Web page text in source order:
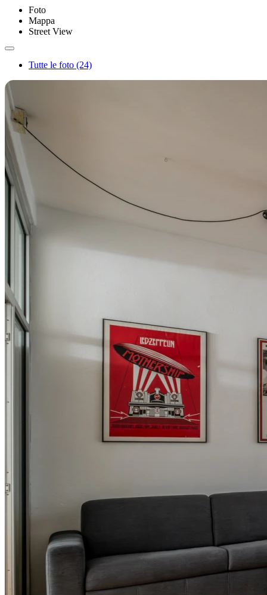
Foto
Mappa
Street View
Tutte le foto (24)